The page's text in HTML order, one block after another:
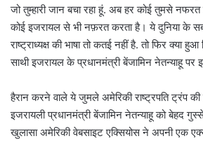
जो तुम्हारी जान बचा रहा हूं. अब हर कोई तुमसे
कोई इजरायल से भी नफ़रत करता है। ये दुनिया के
राष्ट्राध्यक्ष की भाषा तो कतई नहीं है. तो फिर क्या
साथी इजरायल के प्रधानमंत्री बेंजामिन नेतन्याहू पर
हैरान करने वाले ये जुमले अमेरिकी राष्ट्रपति ट्रंप
इजरायली प्रधानमंत्री बेंजामिन नेतन्याहू को बेहद
खुलासा अमेरिकी वेबसाइट एक्सियोस ने अपनी एक